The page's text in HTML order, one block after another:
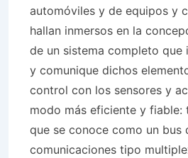
automóviles y de equipos y
hallan inmersos en la
de un sistema completo que
y comunique dichos
control con los sensores y
modo más eficiente y fiable:
que se conoce como un bus
comunicaciones tipo